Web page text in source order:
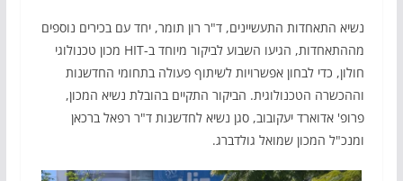
נשיא התאחדות התעשיינים, ד"ר רון תומר, יחד עם בכירים נוספים
מההתאחדות, הגיעו השבוע לביקור מיוחד ב-HIT מכון טכנולוגי
חולון, כדי לבחון אפשרויות לשיתוף פעולה בתחומי החדשנות
וההכשרה הטכנולוגית. הביקור התקיים בהובלת נשיא המכון,
פרופ' אדוארד יעקובוב, סגן נשיא לחדשנות ד"ר רפאל ברכאן
ומנכ"ל המכון שמואל גולדברג.